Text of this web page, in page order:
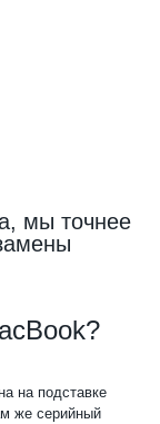
мы точнее
на подставке
же серийный